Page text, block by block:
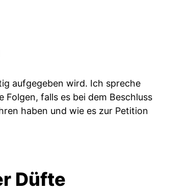
aufgegeben wird. Ich spreche
falls es bei dem Beschluss
haben und wie es zur Petition
Düfte